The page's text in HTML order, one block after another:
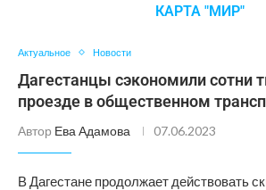
КАРТА "МИР"
Актуальное Новости
Дагестанцы сэкономили сотни
проезде в общественном
Автор Ева Адамова 07.06.2023
В Дагестане продолжает действовать